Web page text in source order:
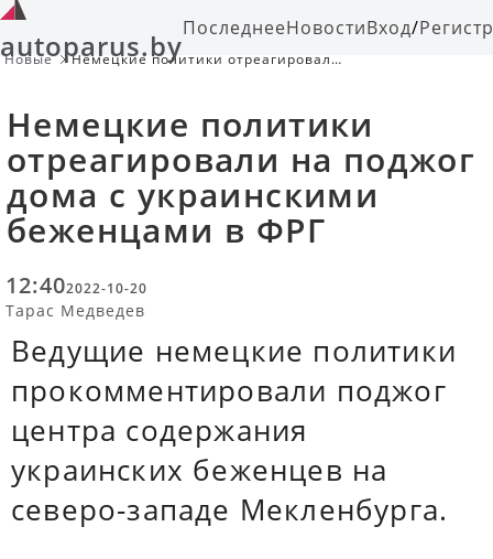
autoparus.byПоследнееНовостиВход/
Новые
Немецкие политики отреагировали
Немецкие политики
отреагировали на поджог
дома с украинскими
беженцами в ФРГ
12:402022-10-20
Тарас Медведев
Ведущие немецкие политики
прокомментировали поджог
центра содержания
украинских беженцев на
северо-западе Мекленбурга.